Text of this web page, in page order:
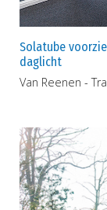
Solatube
daglicht
Van Reenen -